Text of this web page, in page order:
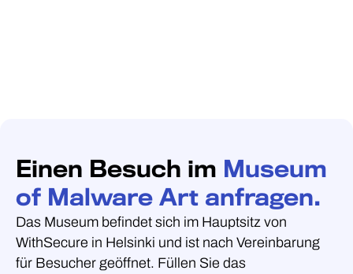
Einen Besuch im Museum
of Malware Art anfragen.
Das Museum befindet sich im Hauptsitz von
WithSecure in Helsinki und ist nach Vereinbarung
für Besucher geöffnet. Füllen Sie das